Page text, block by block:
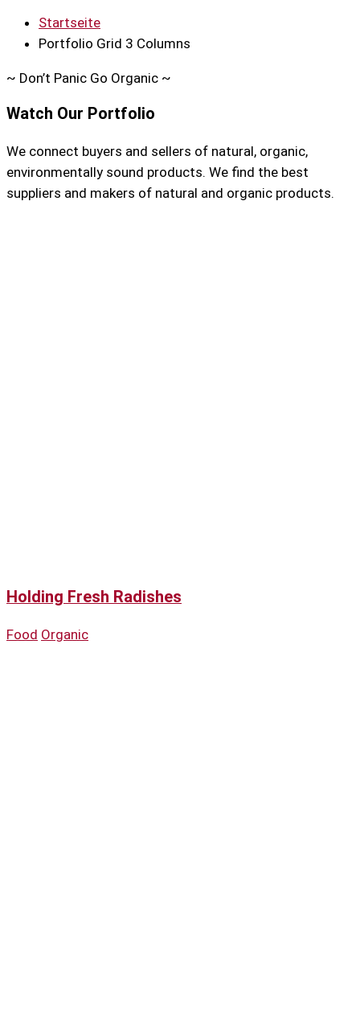
Startseite
Portfolio Grid 3 Columns
~ Don’t Panic Go Organic ~
Watch Our Portfolio
We connect buyers and sellers of natural, organic,
environmentally sound products. We find the best
suppliers and makers of natural and organic products.
Holding Fresh Radishes
Food Organic